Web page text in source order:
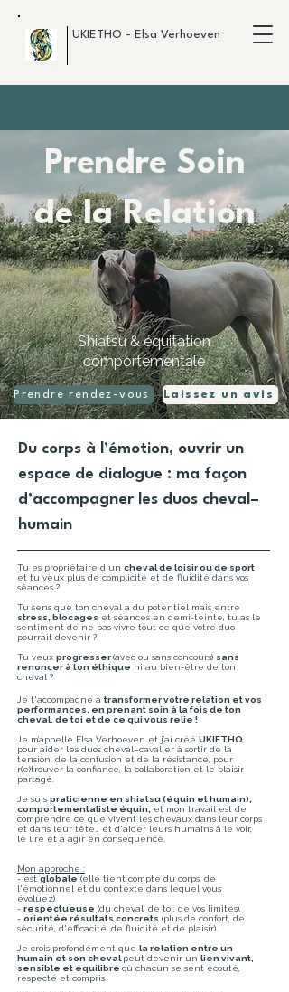
UKIETHO - Elsa Verhoeven
Prendre Soin
de la Relation
Shiatsu & équitation
comportementale
Prendre rendez-vous Laissez un avis
Du corps à l’émotion, ouvrir un
espace de dialogue : ma façon
d’accompagner les duos cheval–
humain
Tu es propriétaire d'un cheval de loisir ou de sport
et tu veux plus de complicité et de fluidité dans vos
séances ?
Tu sens que ton cheval a du potentiel mais entre
stress, blocages et séances en demi-teinte, tu as le
sentiment de ne pas vivre tout ce que votre duo
pourrait devenir ?
Tu veux progresser(avec ou sans concours) sans
renoncer à ton éthique ni au bien-être de ton
cheval ?
Je t'accompagne à transformer votre relation et vos
performances, en prenant soin à la fois de ton
cheval, de toi et de ce qui vous relie !
Je m’appelle Elsa Verhoeven et j’ai créé UKIETHO
pour aider les duos cheval–cavalier à sortir de la
tension, de la confusion et de la résistance, pour
r(e)trouver la confiance, la collaboration et le plaisir
partagé.
Je suis praticienne en shiatsu (équin et humain),
comportementaliste équin,
et mon travail est de
comprendre ce que vivent les chevaux dans leur corps
et dans leur tête… et d'aider leurs humains à le voir,
le lire et à agir en conséquence.
Mon approche :
- est globale (elle tient compte du corps, de
l'émotionnel et du contexte dans lequel vous
évoluez).
- respectueuse (du cheval, de toi, de vos limites),
- orientée résultats concrets (plus de confort, de
sécurité, d'efficacité, de fluidité et de plaisir).
Je crois profondément que la relation entre un
humain et son cheval peut devenir un lien vivant,
sensible et équilibré où chacun se sent écouté,
respecté et compris.